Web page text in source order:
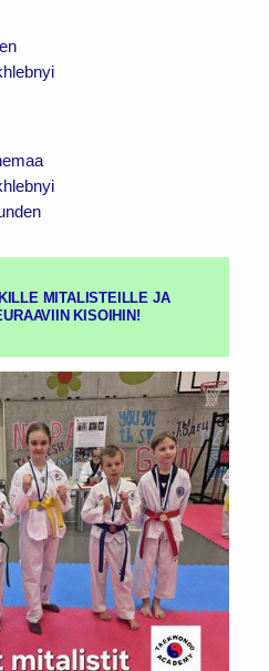
MITALISTEILLE JA
KISOIHIN!